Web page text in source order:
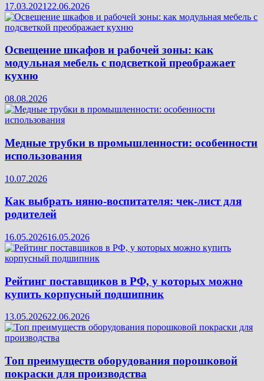
17.03.2021 22.06.2026
Освещение шкафов и рабочей зоны: как
модульная мебель с подсветкой преображает
кухню
08.08.2026
Медные трубки в промышленности: особенности
использования
10.07.2026
Как выбрать няню-воспитателя: чек‑лист для
родителей
16.05.202616.05.2026
Рейтинг поставщиков в РФ, у которых можно
купить корпусный подшипник
13.05.202622.06.2026
Топ преимуществ оборудования порошковой
покраски для производства